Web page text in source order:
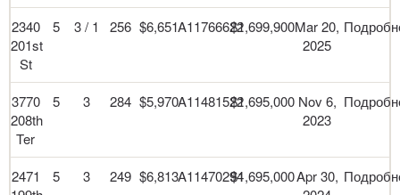
2340
201st
St
5 3 / 1 256 $6,651A11766622$1,699,900Mar 20,
2025
3770
208th
Ter
5 3 284 $5,970A11481522$1,695,000 Nov 6,
2023
2471
5 3 249 $6,813A11470294$1,695,000Apr 30,